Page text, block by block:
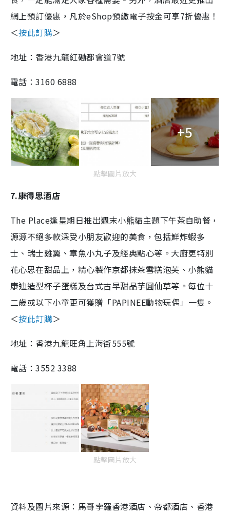
網上預訂優惠，凡於eShop預繳電子按金可享7折優惠！
＜按此訂購＞
地址：香港九龍紅磡都會道7號
電話：3160 6888
+5
點擊圖片放大
7.康得思酒店
The Place逢星期日推出週末小熊貓主題下午茶自助餐，
源源不絕多款深受小朋友歡迎的美食，包括鮮炸蝦多
士、瑞士雞翼、章魚小丸子及經典點心等。大廚更特別
花心思在甜品上，精心製作京都抹茶雪糕泡芙、小熊貓
康迪造型杯子蛋糕及台式古早甜品芋圓仙草等。每位十
二歲或以下小童更可獲贈「PAPINEE動物玩偶」一隻。
＜按此訂購＞
地址：香港九龍旺角上海街555號
電話：3552 3388
點擊圖片放大
資料及圖片來源：馬哥孛羅香港酒店、帝都酒店、香港